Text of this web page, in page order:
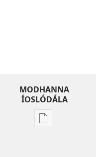
MODHANNA
ÍOSLÓDÁLA
Modhanna